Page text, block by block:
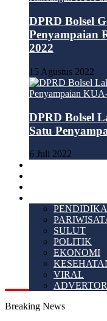
DPRD Bolsel
Penyampaian
2022
15 Agustus 2022
DPRD Bolsel
Satu
6 Juli 2022
SULUT
POLITIK
EKONOMI
VIRAL
Breaking News